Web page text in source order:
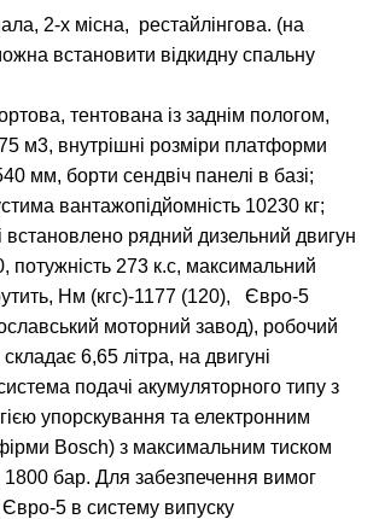
2-х місна, рестайлінгова. (на
встановити відкидну спальну
тентована із заднім пологом,
м3, внутрішні розміри платформи
мм, борти сендвіч панелі в базі;
вантажопідйомність 10230 кг;
встановлено рядний дизельний двигун
273 к.с, максимальний
Нм (кгс)-1177 (120), Євро-5
моторний завод), робочий
6,65 літра, на двигуні
подачі акумуляторного типу з
упорскування та електронним
Bosch) з максимальним тиском
1800 бар. Для забезпечення вимог
Євро-5 в систему випуску